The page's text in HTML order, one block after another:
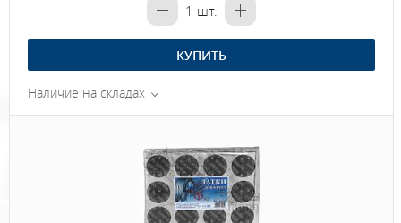
1 шт.
КУПИТЬ
Наличие на складах